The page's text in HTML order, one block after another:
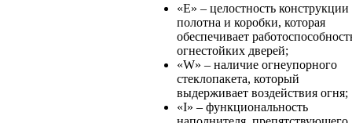
«Е» – целостность конструкции
полотна и коробки, которая
обеспечивает
огнестойких дверей;
«W» – наличие огнеупорного
стеклопакета, который
выдерживает воздействия огня;
«I» – функциональность